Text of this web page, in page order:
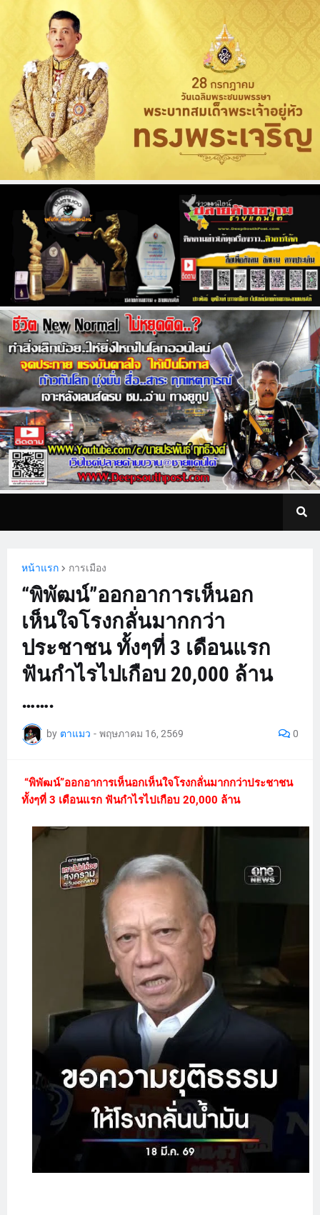
หน้าแรก การเมือง
“พิพัฒน์”ออกอาการเห็นอก
เห็นใจโรงกลั่นมากกว่า
ประชาชน ทั้งๆที่ 3 เดือนแรก
ฟันกำไรไปเกือบ 20,000 ล้าน
…….
by ตาแมว - พฤษภาคม 16, 2569 0
“พิพัฒน์”ออกอาการเห็นอกเห็นใจโรงกลั่นมากกว่าประชาชน
ทั้งๆที่ 3 เดือนแรก ฟันกำไรไปเกือบ 20,000 ล้าน